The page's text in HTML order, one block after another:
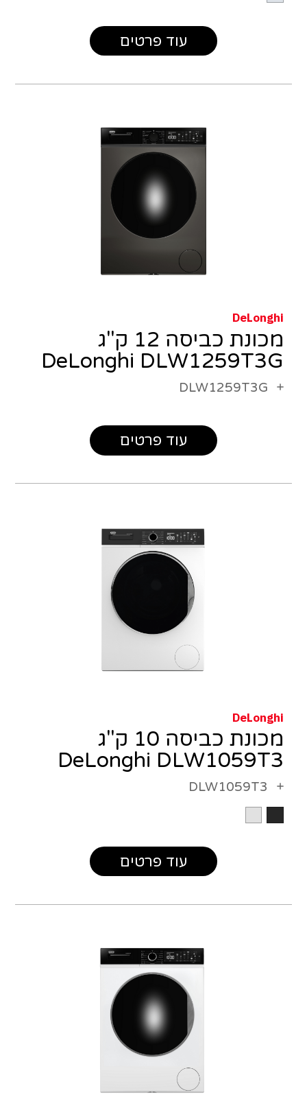
עוד פרטים
DeLonghi
מכונת כביסה 12 ק"ג
DeLonghi DLW1259T3G
DLW1259T3G
עוד פרטים
DeLonghi
מכונת כביסה 10 ק"ג
DeLonghi DLW1059T3
DLW1059T3
עוד פרטים